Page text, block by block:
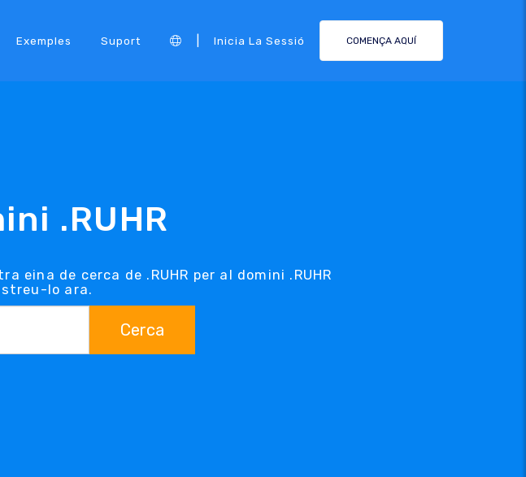
Exemples Suport Inicia La Sessió COMENÇA AQUÍ
.RUHR
eina de cerca de .RUHR per al domini .RUHR
lo ara.
Cerca